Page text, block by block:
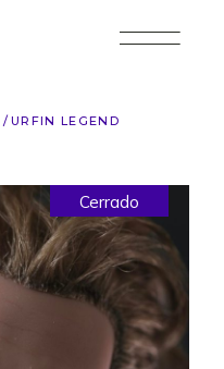
URFIN LEGEND
Cerrado